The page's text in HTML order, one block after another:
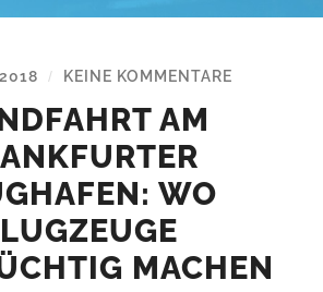
/ KEINE KOMMENTARE
AM
WO
MACHEN